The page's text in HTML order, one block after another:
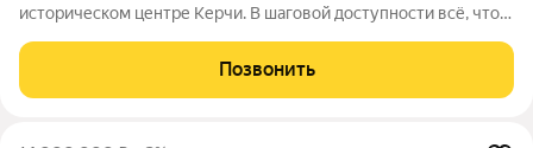
историческом центре Керчи. В шаговой доступности всё, что
благодаря обилию парковых зон. Прямо под окнами самый
большой ландшафтный парк в
Позвонить